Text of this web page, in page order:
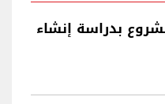
بدراسة إنشاء